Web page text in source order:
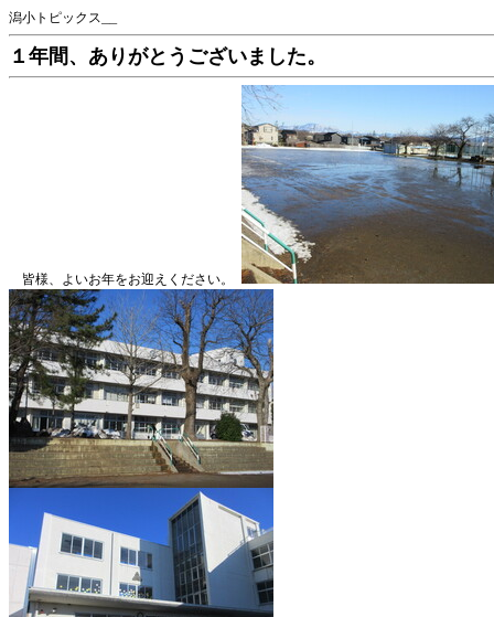
潟小トピックス__
１年間、ありがとうございました。
皆様、よいお年をお迎えください。